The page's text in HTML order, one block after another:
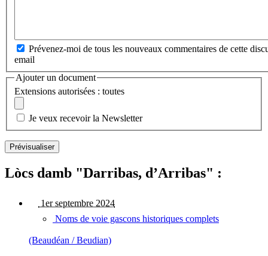
Prévenez-moi de tous les nouveaux commentaires de cette
email
Ajouter un document
Extensions autorisées : toutes
Je veux recevoir la Newsletter
Lòcs damb "Darribas, d’Arribas" :
1er septembre 2024
Noms de voie gascons historiques complets
(Beaudéan / Beudian)